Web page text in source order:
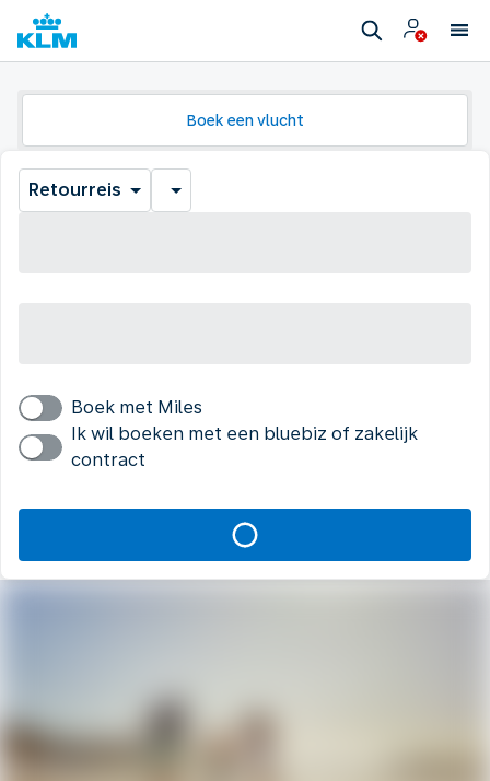
Boek een vlucht
Retourreis
Boek met Miles
Ik wil boeken met een bluebiz of zakelijk
contract